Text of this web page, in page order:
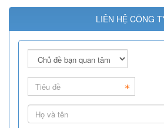
LIÊN HỆ CÔNG